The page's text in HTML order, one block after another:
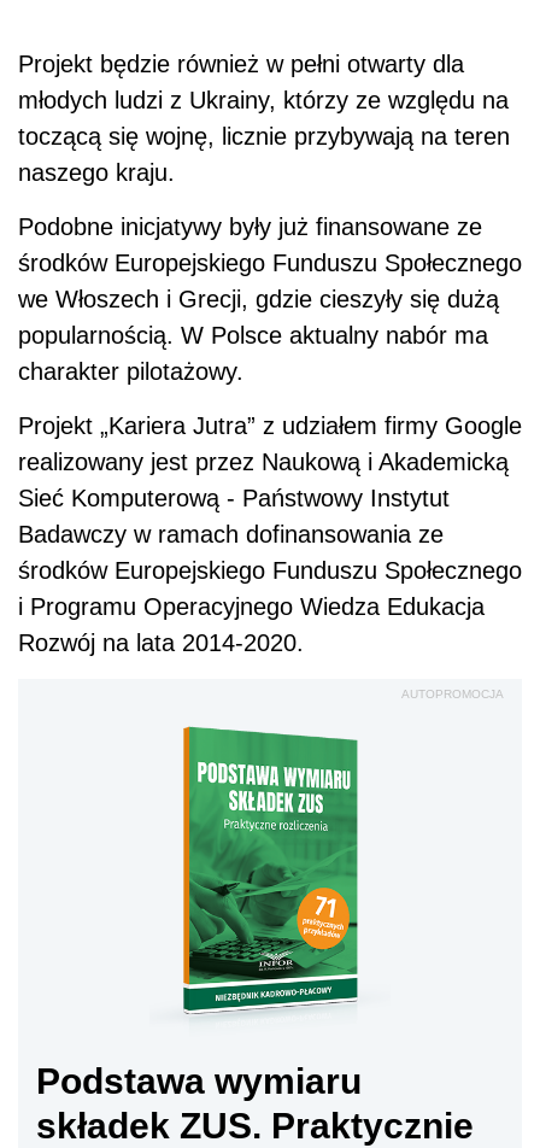
Projekt będzie również w pełni otwarty dla
młodych ludzi z Ukrainy, którzy ze względu na
toczącą się wojnę, licznie przybywają na teren
naszego kraju.
Podobne inicjatywy były już finansowane ze
środków Europejskiego Funduszu Społecznego
we Włoszech i Grecji, gdzie cieszyły się dużą
popularnością. W Polsce aktualny nabór ma
charakter pilotażowy.
Projekt „Kariera Jutra” z udziałem firmy Google
realizowany jest przez Naukową i Akademicką
Sieć Komputerową - Państwowy Instytut
Badawczy w ramach dofinansowania ze
środków Europejskiego Funduszu Społecznego
i Programu Operacyjnego Wiedza Edukacja
Rozwój na lata 2014-2020.
AUTOPROMOCJA
Podstawa wymiaru
składek ZUS. Praktycznie